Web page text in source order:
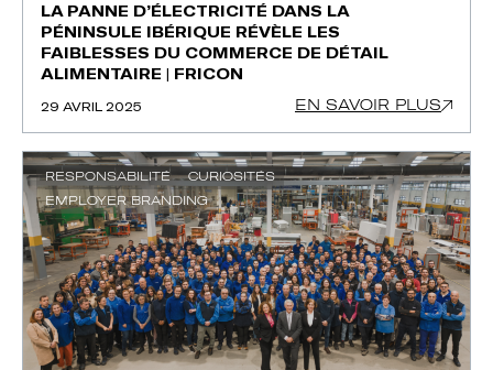
LA PANNE D’ÉLECTRICITÉ DANS LA
PÉNINSULE IBÉRIQUE RÉVÈLE LES
FAIBLESSES DU COMMERCE DE DÉTAIL
ALIMENTAIRE | FRICON
29 AVRIL 2025 EN SAVOIR PLUS
RESPONSABILITÉ
CURIOSITÉS
EMPLOYER BRANDING